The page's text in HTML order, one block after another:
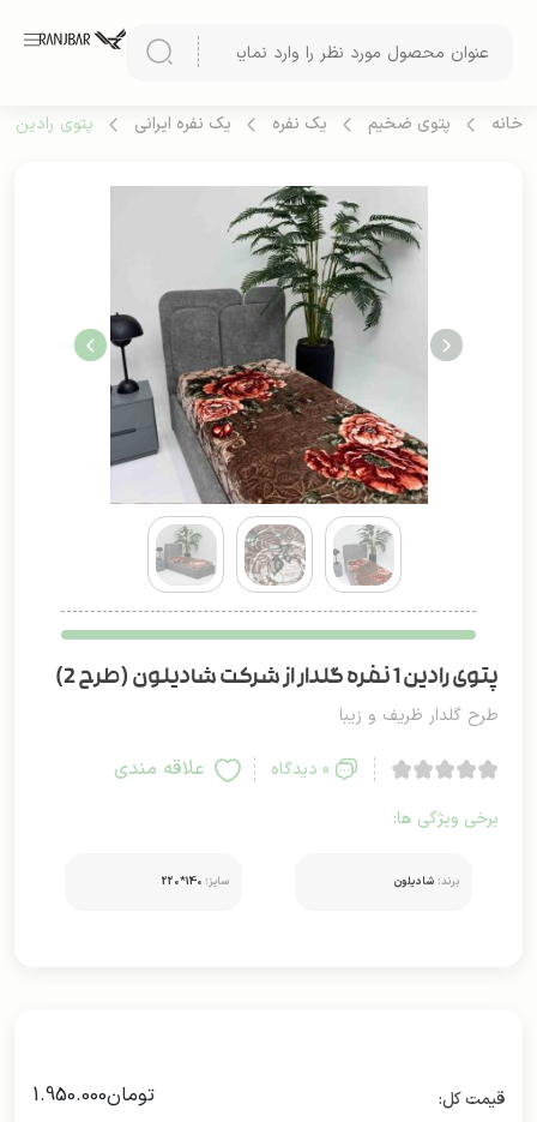
خانه پتوی ضخیم یک نفره یک نفره ایرانی پتوی رادین 1 نفره گلدار از شرکت شادیلون (طرح 2)
پتوی رادین 1 نفره گلدار از شرکت شادیلون (طرح 2)
طرح گلدار ظریف و زیبا
0 دیدگاه علاقه مندی
برخی ویژگی ها:
برند: شادیلون سایز: 140*220
تومان1.950.000